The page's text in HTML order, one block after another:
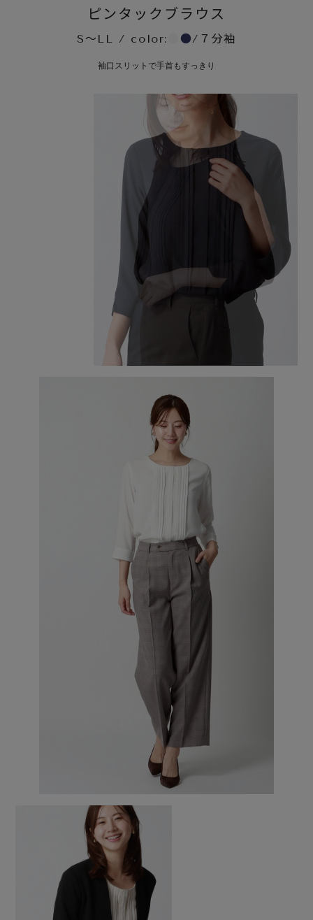
ピンタックブラウス
S～LL / color: ●/７分袖
袖口スリットで手首もすっきり